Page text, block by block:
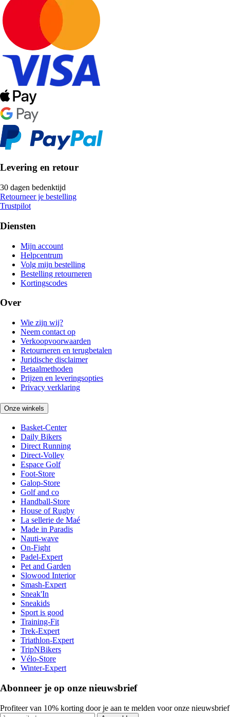
Levering en retour
30 dagen bedenktijd
Retourneer je bestelling
Trustpilot
Diensten
Mijn account
Helpcentrum
Volg mijn bestelling
Bestelling retourneren
Kortingscodes
Over
Wie zijn wij?
Neem contact op
Verkoopvoorwaarden
Retourneren en terugbetalen
Juridische disclaimer
Betaalmethoden
Prijzen en leveringsopties
Privacy verklaring
Onze winkels
Basket-Center
Daily Bikers
Direct Running
Direct-Volley
Espace Golf
Foot-Store
Galop-Store
Golf and co
Handball-Store
House of Rugby
La sellerie de Maé
Made in Paradis
Nauti-wave
On-Fight
Padel-Expert
Pet and Garden
Slowood Interior
Smash-Expert
Sneak'In
Sneakids
Sport is good
Training-Fit
Trek-Expert
Triathlon-Expert
TripNBikers
Vélo-Store
Winter-Expert
Abonneer je op onze nieuwsbrief
Profiteer van 10% korting door je aan te melden voor onze nieuwsbrief